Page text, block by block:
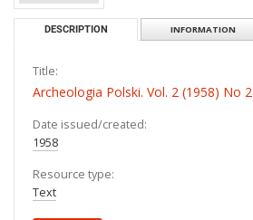
DESCRIPTION INFORMATION
Title:
Archeologia Polski. Vol. 2 (1958) No 2
Date issued/created:
1958
Resource type:
Text